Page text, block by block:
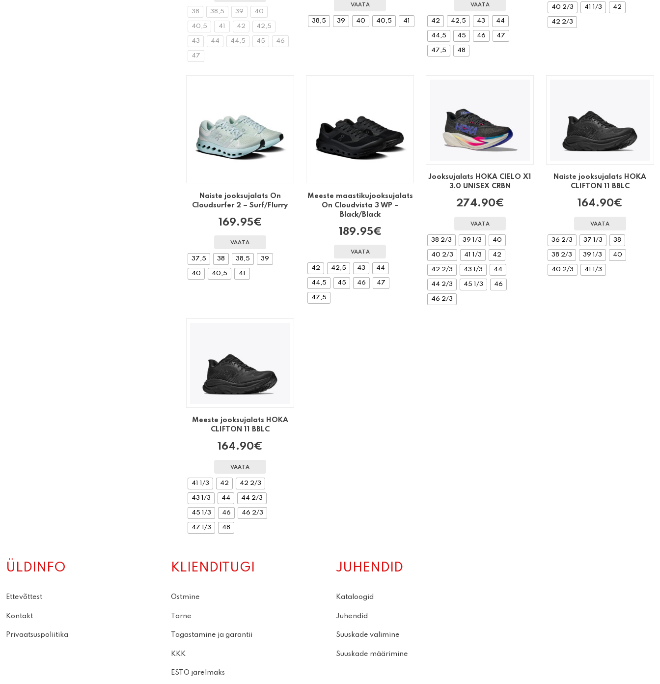
38 38,5 39 40
40,5 41 42 42,5
43 44 44,5 45 46
47
VAATA
38,5 39 40 40,5 41
VAATA
42 42,5 43 44
44,5 45 46 47
47,5 48
40 2/3 41 1/3 42
42 2/3
Naiste jooksujalats On
Cloudsurfer 2 – Surf/Flurry
169.95€
VAATA
37,5 38 38,5 39
40 40,5 41
Meeste maastikujooksujalats
On Cloudvista 3 WP –
Black/Black
189.95€
VAATA
42 42,5 43 44
44,5 45 46 47
47,5
Jooksujalats HOKA CIELO X1
3.0 UNISEX CRBN
274.90€
VAATA
38 2/3 39 1/3 40
40 2/3 41 1/3 42
42 2/3 43 1/3 44
44 2/3 45 1/3 46
46 2/3
Naiste jooksujalats HOKA
CLIFTON 11 BBLC
164.90€
VAATA
36 2/3 37 1/3 38
38 2/3 39 1/3 40
40 2/3 41 1/3
Meeste jooksujalats HOKA
CLIFTON 11 BBLC
164.90€
VAATA
41 1/3 42 42 2/3
43 1/3 44 44 2/3
45 1/3 46 46 2/3
47 1/3 48
ÜLDINFO
Ettevõttest
Kontakt
Privaatsuspoliitika
KLIENDITUGI
Ostmine
Tarne
Tagastamine ja garantii
KKK
ESTO järelmaks
JUHENDID
Kataloogid
Juhendid
Suuskade valimine
Suuskade määrimine